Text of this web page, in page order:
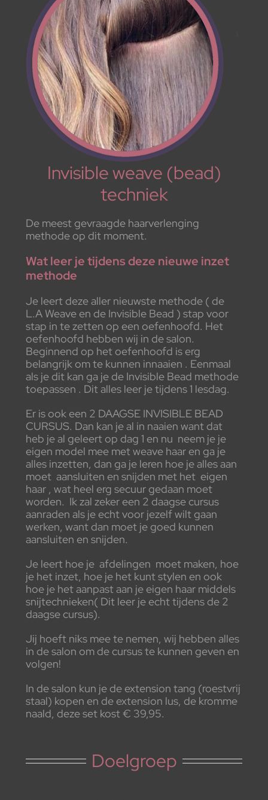
Invisible weave (bead)
techniek
De meest gevraagde haarverlenging
methode op dit moment.
Wat leer je tijdens deze nieuwe inzet
methode
Je leert deze aller nieuwste methode ( de
L.A Weave en de Invisible Bead ) stap voor
stap in te zetten op een oefenhoofd. Het
oefenhoofd hebben wij in de salon.
Beginnend op het oefenhoofd is erg
belangrijk om te kunnen innaaien . Eenmaal
als je dit kan ga je de Invisible Bead methode
toepassen . Dit alles leer je tijdens 1 lesdag.
Er is ook een 2 DAAGSE INVISIBLE BEAD
CURSUS. Dan kan je al in naaien want dat
heb je al geleert op dag 1 en nu neem je je
eigen model mee met weave haar en ga je
alles inzetten, dan ga je leren hoe je alles aan
moet aansluiten en snijden met het eigen
haar , wat heel erg secuur gedaan moet
worden. Ik zal zeker een 2 daagse cursus
aanraden als je echt voor jezelf wilt gaan
werken, want dan moet je goed kunnen
aansluiten en snijden.
Je leert hoe je afdelingen moet maken, hoe
je het inzet, hoe je het kunt stylen en ook
hoe je het aanpast aan je eigen haar middels
snijtechnieken( Dit leer je echt tijdens de 2
daagse cursus).
Jij hoeft niks mee te nemen, wij hebben alles
in de salon om de cursus te kunnen geven en
volgen!
In de salon kun je de extension tang (roestvrij
staal) kopen en de extension lus, de kromme
naald, deze set kost € 39,95.
Doelgroep